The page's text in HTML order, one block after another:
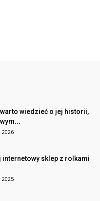
wiedzieć o jej historii,
internetowy sklep z rolkami